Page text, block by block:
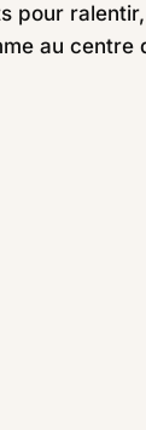
pour
au centre